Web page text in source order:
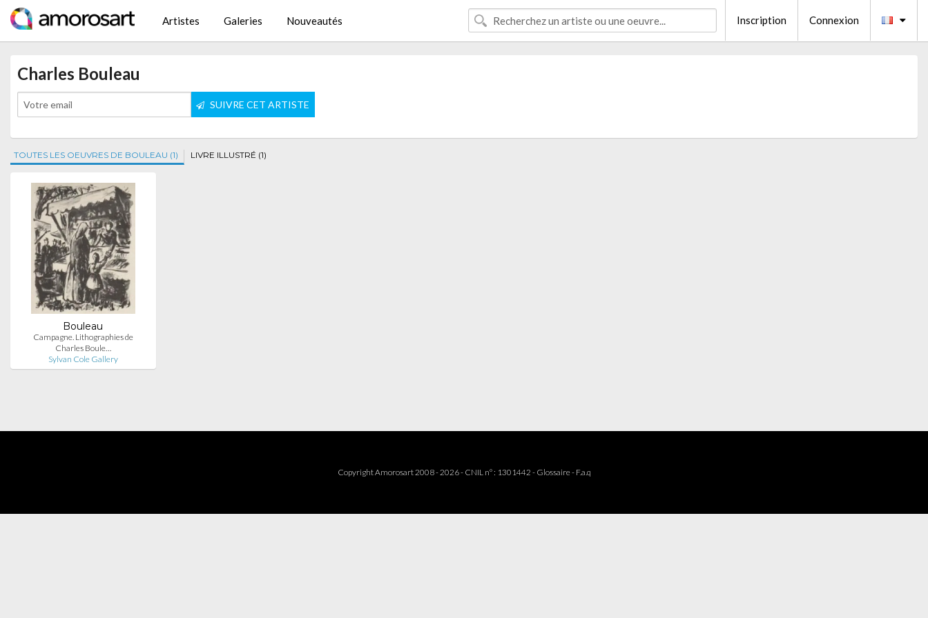
Artistes Galeries Nouveautés Inscription Connexion
Charles Bouleau
SUIVRE CET ARTISTE
TOUTES LES OEUVRES DE BOULEAU (1) LIVRE ILLUSTRÉ (1)
Bouleau
Campagne. Lithographies de
Charles Boule…
Sylvan Cole Gallery
Copyright Amorosart 2008 - 2026 - CNIL n° : 1301442 - Glossaire- F.a.q